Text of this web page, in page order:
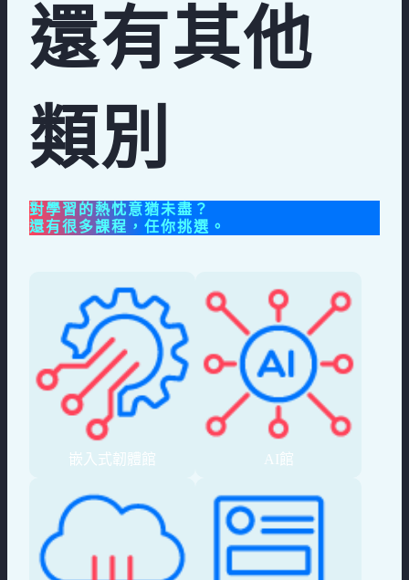
還有其他
類別
對學習的熱忱意猶未盡？
還有很多課程，任你挑選。
嵌入式韌體館 AI館